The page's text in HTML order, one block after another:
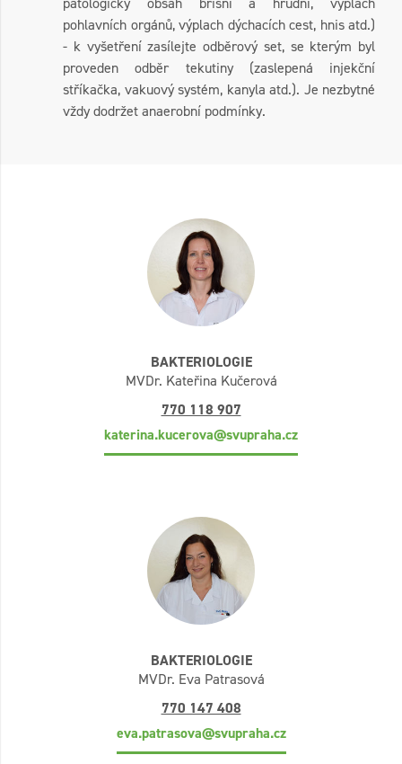
pohlavních orgánů, výplach dýchacích cest, hnis atd.)
- k vyšetření zasílejte odběrový set, se kterým byl
proveden odběr tekutiny (zaslepená injekční
stříkačka, vakuový systém, kanyla atd.). Je nezbytné
vždy dodržet anaerobní podmínky.
BAKTERIOLOGIE
MVDr. Kateřina Kučerová
770 118 907
katerina.kucerova@svupraha.cz
BAKTERIOLOGIE
MVDr. Eva Patrasová
770 147 408
eva.patrasova@svupraha.cz